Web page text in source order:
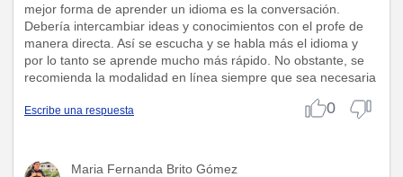
mejor forma de aprender un idioma es la conversación.
Debería intercambiar ideas y conocimientos con el profe de
manera directa. Así se escucha y se habla más el idioma y
por lo tanto se aprende mucho más rápido. No obstante, se
recomienda la modalidad en línea siempre que sea necesaria
Escribe una respuesta 0
Maria Fernanda Brito Gómez